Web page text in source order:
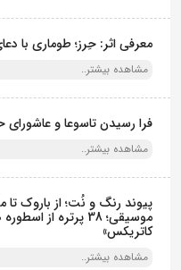
معرفی اثر: حِرز؛ طوماری با
مشاهده بیشتر..
فرا رسیدن تاسوعا و
مشاهده بیشتر..
پیوند رنگ و نُت؛ از باروک تا
موسیقی؛ 38 پرتره
کاتریکس»
مشاهده بیشتر..